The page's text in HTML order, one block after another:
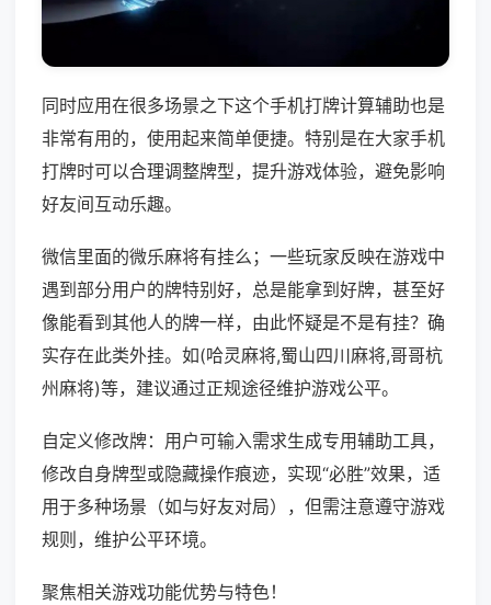
同时应用在很多场景之下这个手机打牌计算辅助也是
非常有用的，使用起来简单便捷。特别是在大家手机
打牌时可以合理调整牌型，提升游戏体验，避免影响
好友间互动乐趣。
微信里面的微乐麻将有挂么；一些玩家反映在游戏中
遇到部分用户的牌特别好，总是能拿到好牌，甚至好
像能看到其他人的牌一样，由此怀疑是不是有挂？确
实存在此类外挂。如(哈灵麻将,蜀山四川麻将,哥哥杭
州麻将)等，建议通过正规途径维护游戏公平。
自定义修改牌：用户可输入需求生成专用辅助工具，
修改自身牌型或隐藏操作痕迹，实现“必胜”效果，适
用于多种场景（如与好友对局），但需注意遵守游戏
规则，维护公平环境。
聚焦相关游戏功能优势与特色！